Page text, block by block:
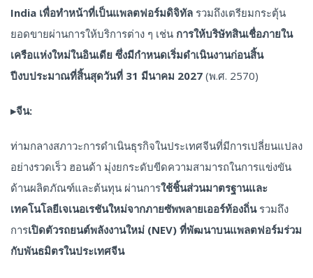
India เพื่อทำหน้าที่เป็นแพลตฟอร์มดิจิทัล รวมถึงเตรียมกระตุ้น
ยอดขายผ่านการให้บริการต่าง ๆ เช่น การให้บริษัทสินเชื่อภายใน
เครือแห่งใหม่ในอินเดีย ซึ่งมีกำหนดเริ่มดำเนินงานก่อนสิ้น
ปีงบประมาณที่สิ้นสุดวันที่ 31 มีนาคม 2027 (พ.ศ. 2570)
▸จีน:
ท่ามกลางสภาวะการดำเนินธุรกิจในประเทศจีนที่มีการเปลี่ยนแปลง
อย่างรวดเร็ว ฮอนด้า มุ่งยกระดับขีดความสามารถในการแข่งขัน
ด้านผลิตภัณฑ์และต้นทุน ผ่านการใช้ชิ้นส่วนมาตรฐานและ
เทคโนโลยีเจเนอเรชันใหม่จากภายซัพพลายเออร์ท้องถิ่น รวมถึง
การเปิดตัวรถยนต์พลังงานใหม่ (NEV) ที่พัฒนาบนแพลตฟอร์มร่วม
กับพันธมิตรในประเทศจีน